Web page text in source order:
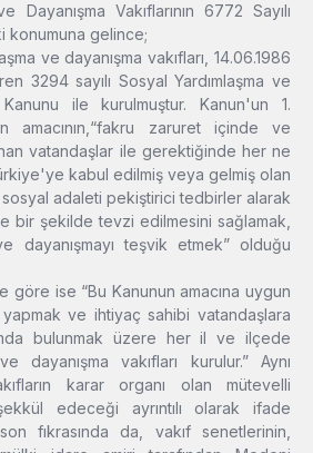
Dayanışma Vakıflarının 6772 Sayılı
konumuna gelince;
ve dayanışma vakıfları, 14.06.1986
3294 sayılı Sosyal Yardımlaşma ve
Kanunu ile kurulmuştur. Kanun'un 1.
amacının,“fakru zaruret içinde ve
vatandaşlar ile gerektiğinde her ne
kabul edilmiş veya gelmiş olan
adaleti pekiştirici tedbirler alarak
bir şekilde tevzi edilmesini sağlamak,
dayanışmayı teşvik etmek” olduğu
göre ise “Bu Kanunun amacına uygun
ve ihtiyaç sahibi vatandaşlara
bulunmak üzere her il ve ilçede
dayanışma vakıfları kurulur.” Aynı
karar organı olan mütevelli
edeceği ayrıntılı olarak ifade
fıkrasında da, vakıf senetlerinin,